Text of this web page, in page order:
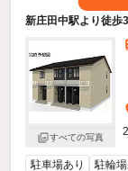
新庄田中駅より徒歩
すべての写真
駐車場あり 駐輪場